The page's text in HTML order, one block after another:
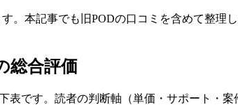
。本記事でも旧PODの口コミを含めて整理
総合評価
です。読者の判断軸（単価・サポート・